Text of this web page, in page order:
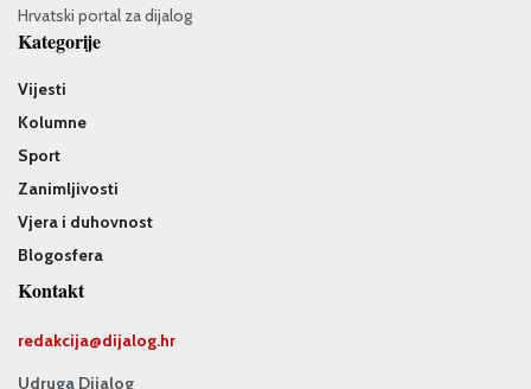
Hrvatski portal za dijalog
Kategorije
Vijesti
Kolumne
Sport
Zanimljivosti
Vjera i duhovnost
Blogosfera
Kontakt
redakcija@dijalog.hr
Udruga Dijalog